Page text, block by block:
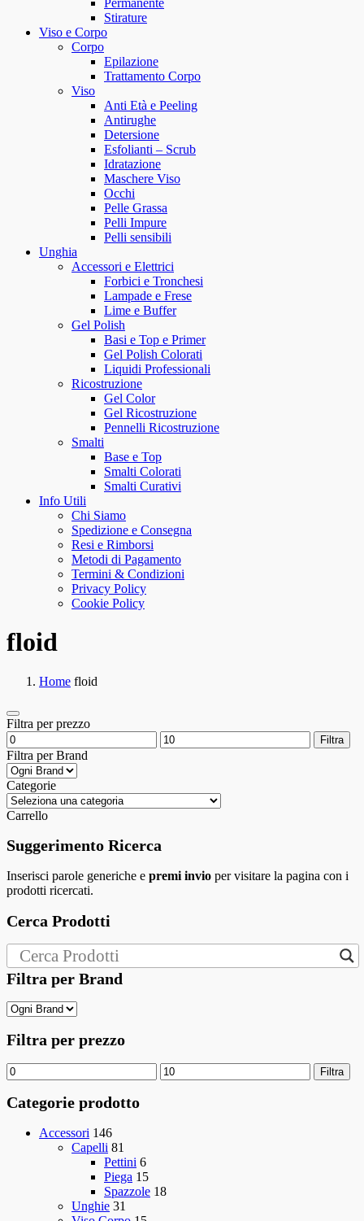
Permanente
Stirature
Viso e Corpo
Corpo
Epilazione
Trattamento Corpo
Viso
Anti Età e Peeling
Antirughe
Detersione
Esfolianti – Scrub
Idratazione
Maschere Viso
Occhi
Pelle Grassa
Pelli Impure
Pelli sensibili
Unghia
Accessori e Elettrici
Forbici e Tronchesi
Lampade e Frese
Lime e Buffer
Gel Polish
Basi e Top e Primer
Gel Polish Colorati
Liquidi Professionali
Ricostruzione
Gel Color
Gel Ricostruzione
Pennelli Ricostruzione
Smalti
Base e Top
Smalti Colorati
Smalti Curativi
Info Utili
Chi Siamo
Spedizione e Consegna
Resi e Rimborsi
Metodi di Pagamento
Termini & Condizioni
Privacy Policy
Cookie Policy
floid
Home floid
Filtra per prezzo
Filtra
Filtra per Brand
Categorie
Carrello
Suggerimento Ricerca
Inserisci parole generiche e premi invio per visitare la pagina con i
prodotti ricercati.
Cerca Prodotti
Filtra per Brand
Filtra per prezzo
Filtra
Categorie prodotto
Accessori 146
Capelli 81
Pettini 6
Piega 15
Spazzole 18
Unghie 31